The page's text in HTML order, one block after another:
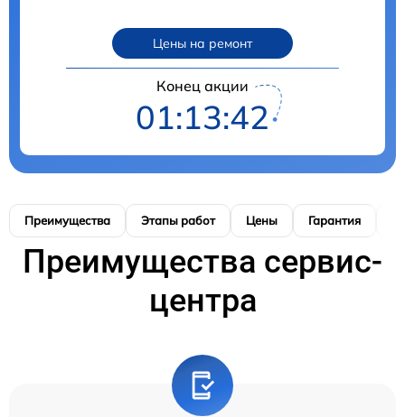
Цены на ремонт
Конец акции
01:13:41
Преимущества Этапы работ Цены Гарантия
Преимущества сервис-
центра